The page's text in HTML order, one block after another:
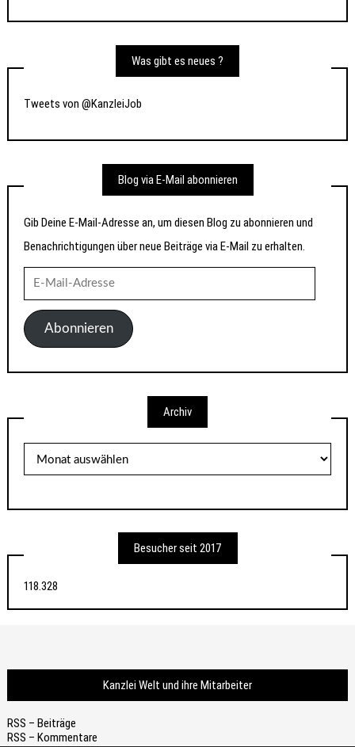
Was gibt es neues ?
Tweets von @KanzleiJob
Blog via E-Mail abonnieren
Gib Deine E-Mail-Adresse an, um diesen Blog zu abonnieren und
Benachrichtigungen über neue Beiträge via E-Mail zu erhalten.
Mail-
AdresseAbonnieren
Archiv
Besucher seit 2017
118.328
Kanzlei Welt und ihre Mitarbeiter
RSS – Beiträge
RSS – Kommentare